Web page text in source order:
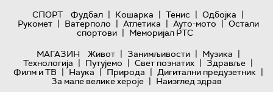
СПОРТ
Фудбал | Кошарка | Тенис | Одбојка |
Рукомет | Ватерполо | Атлетика | Ауто-мото | Остали
спортови | Меморијал РТС
МАГАЗИН
Живот | Занимљивости | Музика |
Технологијa | Путујемо | Свет познатих | Здравље |
Филм и ТВ | Наука | Природа | Дигитални предузетник |
За мале велике хероје | Наизглед здрав